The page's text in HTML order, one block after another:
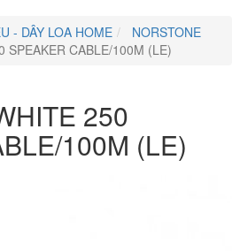
- DÂY LOA HOME
NORSTONE
SPEAKER CABLE/100M (LE)
250
100M (LE)